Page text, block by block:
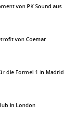
von PK Sound aus
von Coemar
die Formel 1 in Madrid
in London